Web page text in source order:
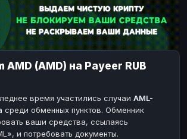
DOGE
TRON
BCH
BEP20
SOL
XRP
Dogecoin DOGE
TRX TRON
Bitcoin Cash BCH
BinanceCoin
Ripple
(AMD) на Payeer RUB
время участились случаи AML-
среди обменных пунктов. Обменник
ваши средства, ссылаясь
и потребовать документы.